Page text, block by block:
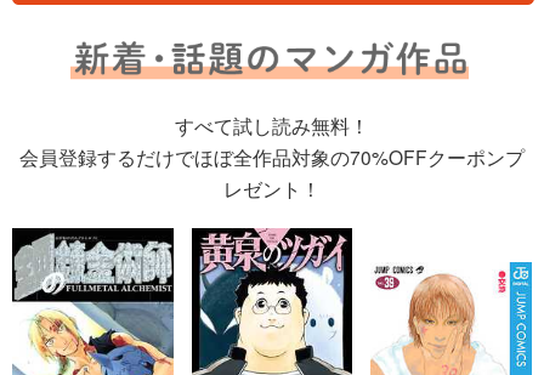
すべて試し読み無料！
会員登録するだけでほぼ全作品対象の70%OFFクーポンプ
レゼント！